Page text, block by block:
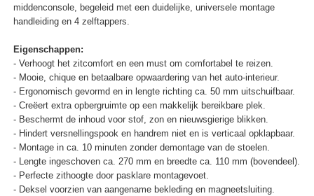
middenconsole, begeleid met een duidelijke, universele montage
handleiding en 4 zelftappers.
Eigenschappen:
- Verhoogt het zitcomfort en een must om comfortabel te reizen.
- Mooie, chique en betaalbare opwaardering van het auto-interieur.
- Ergonomisch gevormd en in lengte richting ca. 50 mm uitschuifbaar.
- Creëert extra opbergruimte op een makkelijk bereikbare plek.
- Beschermt de inhoud voor stof, zon en nieuwsgierige blikken.
- Hindert versnellingspook en handrem niet en is verticaal opklapbaar.
- Montage in ca. 10 minuten zonder demontage van de stoelen.
- Lengte ingeschoven ca. 270 mm en breedte ca. 110 mm (bovendeel).
- Perfecte zithoogte door pasklare montagevoet.
- Deksel voorzien van aangename bekleding en magneetsluiting.